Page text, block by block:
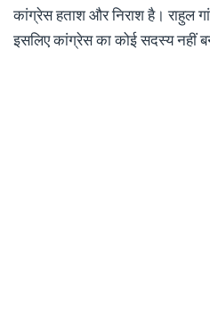
कांग्रेस हताश और निराश है। राहुल
इसलिए कांग्रेस का कोई सदस्य नहीं